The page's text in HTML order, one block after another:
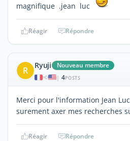
magnifique .jean luc
Réagir Répondre
R Ryuji Nouveau membre
| 4POSTS
Merci pour l'information Jean
surement axer mes recherches
Réagir Répondre